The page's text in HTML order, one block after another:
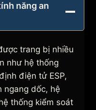
năng an
trang bị nhiều
như hệ thống
điện tử ESP,
ngang dốc, hệ
thống kiểm soát